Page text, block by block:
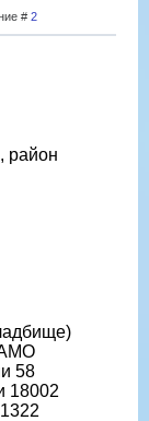
# 2
район
58
18002